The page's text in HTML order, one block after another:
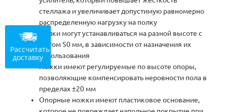
стеллажа и увеличивает допустимую равномерно
распределенную нагрузку на полку
Полки могут устанавливаться на разной высоте с
шагом 50 мм, в зависимости от назначения их
использования
Ножки имеют регулируемые по высоте опоры,
позволяющие компенсировать неровности пола в
пределах ±20 мм
Опорные ножки имеют пластиковое основание,
Рассчитать
доставку